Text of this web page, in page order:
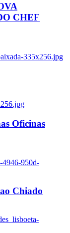
CHEF
335x256.jpg
Oficinas
4946-950d-
Chiado